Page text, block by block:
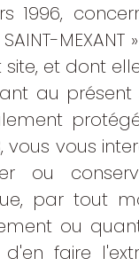
1996,
SAINT-
site, et dont
au
vous vous
ou
par tout
ou
d'en faire